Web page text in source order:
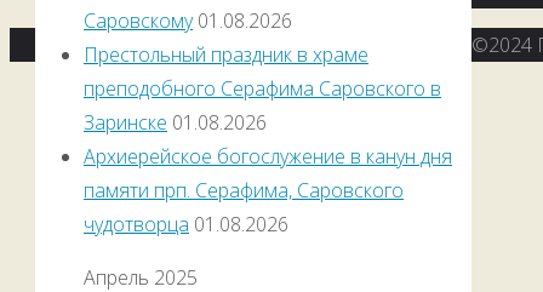
Саровскому 01.08.2026
Престольный праздник в храме
преподобного Серафима Саровского в
Заринске 01.08.2026
Архиерейское богослужение в канун дня
памяти прп. Серафима, Саровского
чудотворца 01.08.2026
Апрель 2025
©2024